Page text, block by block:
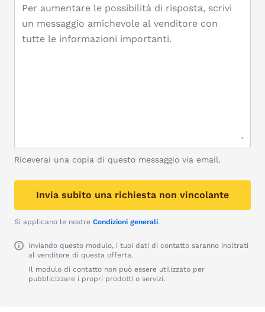
Riceverai una copia di questo messaggio via email.
Invia subito una richiesta non vincolante
Si applicano le nostre Condizioni generali.
Inviando questo modulo, i tuoi dati di contatto saranno inoltrati
al venditore di questa offerta.
Il modulo di contatto non può essere utilizzato per
pubblicizzare i propri prodotti o servizi.